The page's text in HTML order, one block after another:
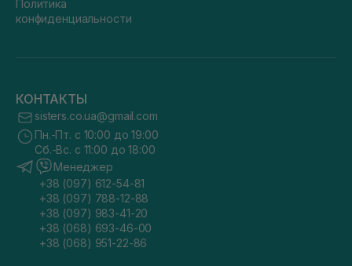
Политика
конфиденциальности
КОНТАКТЫ
sisters.co.ua@gmail.com
Пн.-Пт. с 10:00 до 19:00
Сб.-Вс. с 11:00 до 18:00
Менеджер
+38 (097) 612-54-81
+38 (097) 788-12-88
+38 (097) 983-41-20
+38 (068) 693-46-00
+38 (068) 951-22-86